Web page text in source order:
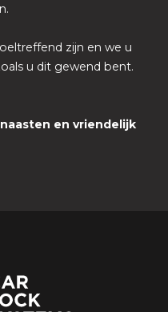
zijn en we u
u dit gewend bent.
en vriendelijk